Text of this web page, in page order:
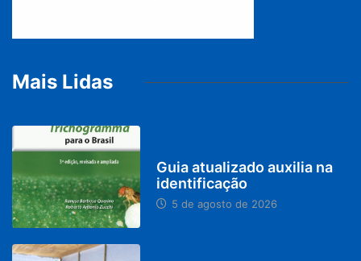
Mais Lidas
Guia atualizado auxilia na
identificação
5 de agosto de 2026